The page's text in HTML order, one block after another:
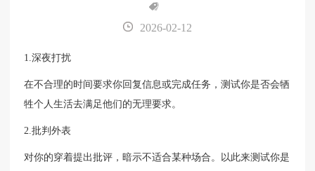
2026-02-12
1.深夜打扰
在不合理的时间要求你回复信息或完成任务，测试你是否会牺
牲个人生活去满足他们的无理要求。
2.批判外表
对你的穿着提出批评，暗示不适合某种场合。以此来测试你是